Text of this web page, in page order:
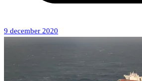
9 december 2020